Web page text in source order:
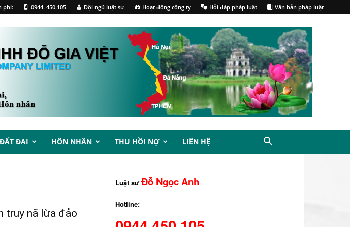
phí: 0944. 450.105 Đội ngũ luật sư Hoạt động công ty Hỏi đáp pháp luật Văn bản pháp luật
ĐẤT ĐAI HÔN NHÂN THU HỒI NỢ LIÊN HỆ
truy nã lừa đảo
Luật sưĐỗ Ngọc Anh
Hotline: